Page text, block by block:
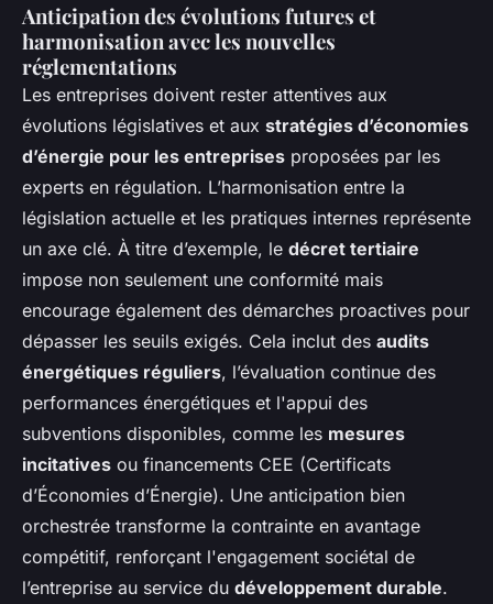
Anticipation des évolutions futures et
harmonisation avec les nouvelles
réglementations
Les entreprises doivent rester attentives aux
évolutions législatives et aux stratégies d’économies
d’énergie pour les entreprises proposées par les
experts en régulation. L’harmonisation entre la
législation actuelle et les pratiques internes représente
un axe clé. À titre d’exemple, le décret tertiaire
impose non seulement une conformité mais
encourage également des démarches proactives pour
dépasser les seuils exigés. Cela inclut des audits
énergétiques réguliers, l’évaluation continue des
performances énergétiques et l'appui des
subventions disponibles, comme les mesures
incitatives ou financements CEE (Certificats
d’Économies d’Énergie). Une anticipation bien
orchestrée transforme la contrainte en avantage
compétitif, renforçant l'engagement sociétal de
l’entreprise au service du développement durable.